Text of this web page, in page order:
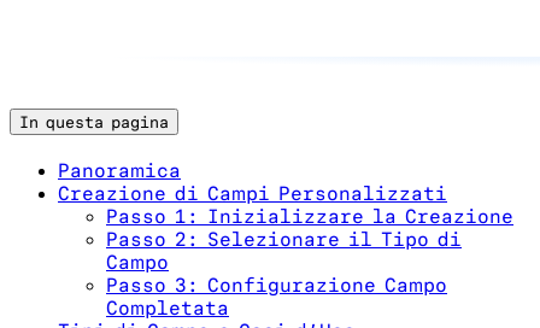
In questa pagina
Panoramica
Creazione di Campi Personalizzati
Passo 1: Inizializzare la Creazione
Passo 2: Selezionare il Tipo di
Campo
Passo 3: Configurazione Campo
Completata